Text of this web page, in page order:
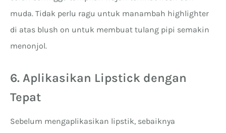
muda. Tidak perlu ragu untuk manambah highlighter
di atas blush on untuk membuat tulang pipi semakin
menonjol.
6. Aplikasikan Lipstick dengan
Tepat
Sebelum mengaplikasikan lipstik, sebaiknya